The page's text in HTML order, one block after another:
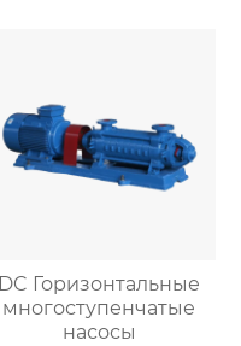
DC Горизонтальные
многоступенчатые
насосы